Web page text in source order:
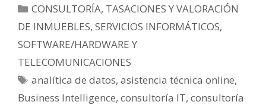
CONSULTORÍA, TASACIONES Y VALORACIÓN
DE INMUEBLES, SERVICIOS INFORMÁTICOS,
SOFTWARE/HARDWARE Y
TELECOMUNICACIONES
analítica de datos,asistencia técnica online,
Business Intelligence, consultoría IT, consultoría